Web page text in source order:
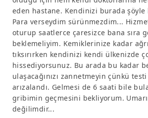
eden hastane. Kendinizi burada şöyle
Para verseydim sürünmezdim...
oturup saatlerce çaresizce bana sıra
beklemeliyim. Kemiklerinize kadar
tıksırırken kendinizi kendi ülkenizde
hissediyorsunuz. Bu arada bu kadar
ulaşacağınızı zannetmeyin çünkü
arızalandı. Gelmesi de 6 saati bile
gribimin geçmesini bekliyorum.
değilimdir...